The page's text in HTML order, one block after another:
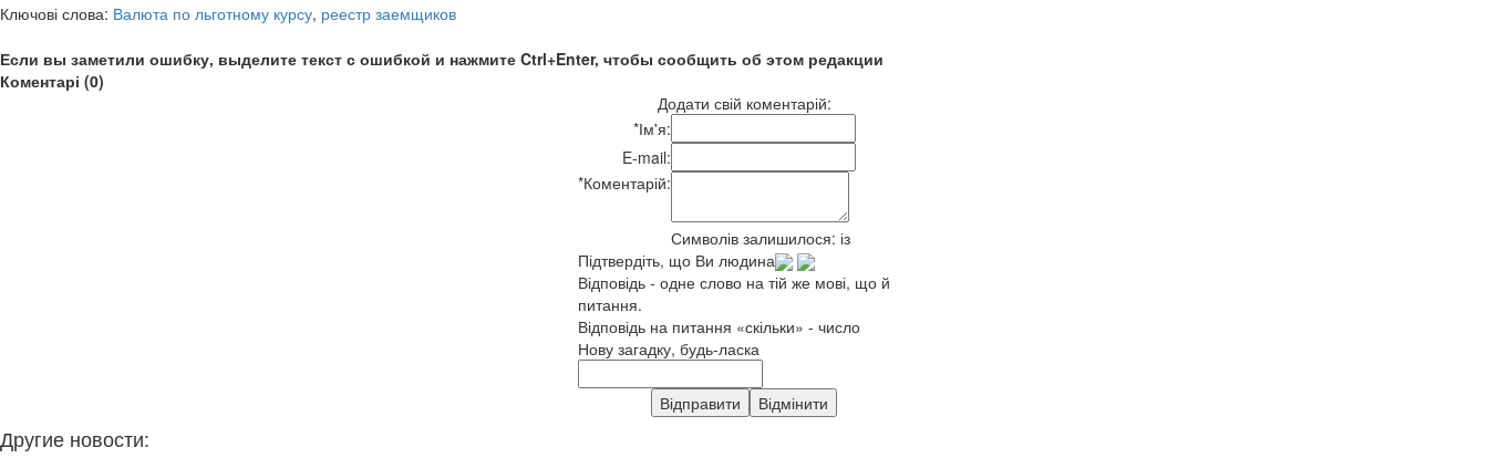
Ключові слова: Валюта по льготному курсу, реестр заемщиков
Если вы заметили ошибку, выделите текст с ошибкой и нажмите Ctrl+Enter, чтобы сообщить об этом редакции
Коментарі (0)
Додати свій коментарій:
*Ім'я:
E-mail:
*Коментарій:
Символів залишилося: із
Підтвердіть, що Ви людина
Відповідь - одне слово на тій же мові, що й
питання.
Відповідь на питання «скільки» - число
Нову загадку, будь-ласка
Другие новости: